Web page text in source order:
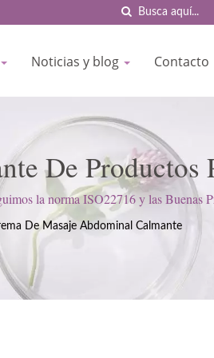
Noticias y blog Contacto
De Productos
1977 |
la norma ISO22716 y las Buenas
del cliente.
De Masaje Abdominal Calmante